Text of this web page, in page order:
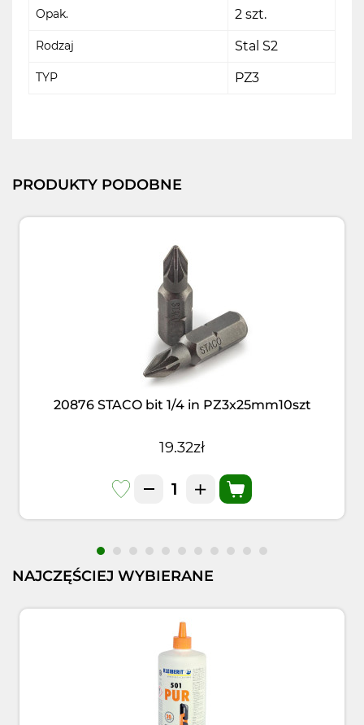
Opak. 2 szt.
Rodzaj Stal S2
TYP PZ3
PRODUKTY PODOBNE
20876 STACO bit 1/4 in PZ3x25mm10szt
19.32zł
NAJCZĘŚCIEJ WYBIERANE